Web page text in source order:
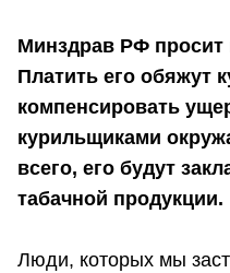
Минздрав РФ просит
Платить его обяжут
компенсировать
курильщиками
всего, его будут
табачной продукции.
Люди, которых мы